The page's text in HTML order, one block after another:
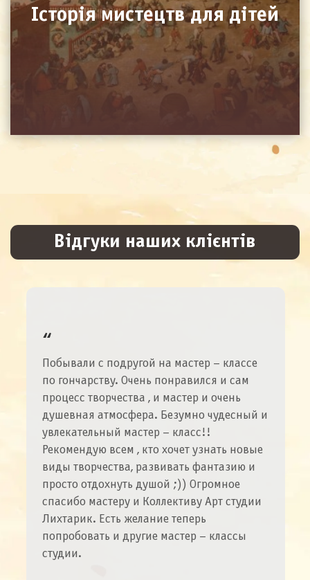
Історія мистецтв для дітей
Відгуки наших клієнтів
Побывали с подругой на мастер – классе
по гончарству. Очень понравился и сам
процесс творчества , и мастер и очень
душевная атмосфера. Безумно чудесный и
увлекательный мастер – класс!!
Рекомендую всем , кто хочет узнать новые
виды творчества, развивать фантазию и
просто отдохнуть душой ;)) Огромное
спасибо мастеру и Коллективу Арт студии
Лихтарик. Есть желание теперь
попробовать и другие мастер – классы
студии.